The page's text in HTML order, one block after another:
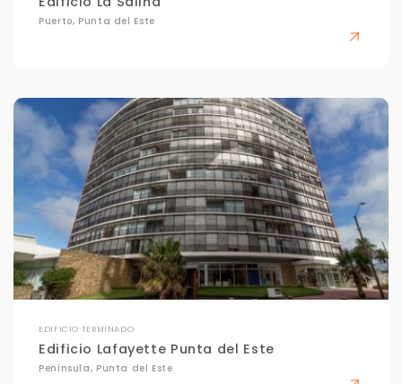
Puerto, Punta del Este
EDIFICIO TERMINADO
Edificio Lafayette Punta del Este
Península, Punta del Este